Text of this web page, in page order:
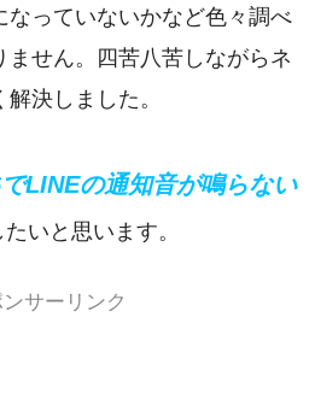
なっていないかなど色々調べ
ません。四苦八苦しながらネ
決しました。
LINEの通知音が鳴らない
いと思います。
サーリンク